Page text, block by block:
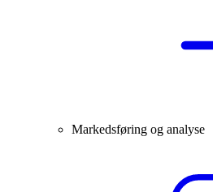
Markedsføring og analyse